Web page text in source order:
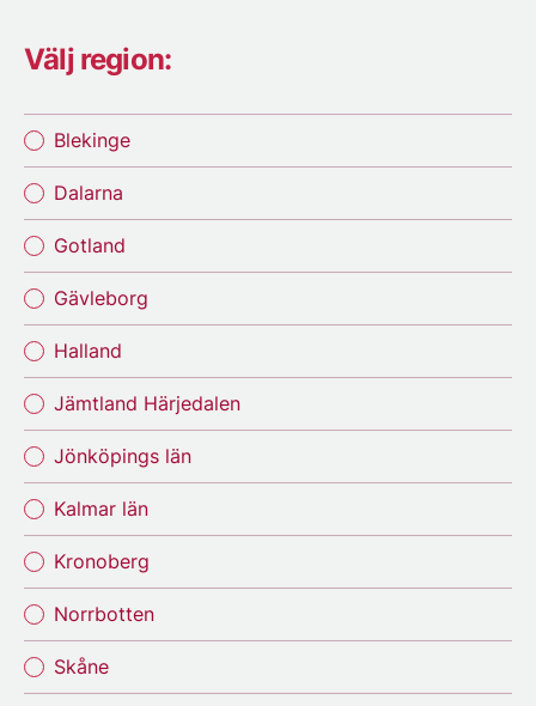
Välj region:
Blekinge
Dalarna
Gotland
Gävleborg
Halland
Jämtland Härjedalen
Jönköpings län
Kalmar län
Kronoberg
Norrbotten
Skåne